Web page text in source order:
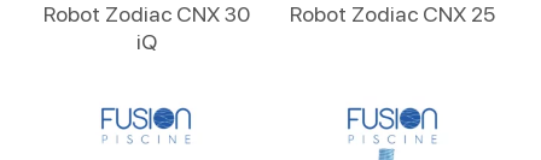
Robot Zodiac CNX 30
iQ
Robot Zodiac CNX 25